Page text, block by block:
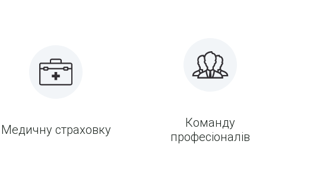
Медичну страховку
Команду
професіоналів